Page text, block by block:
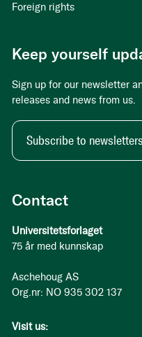
Contact
Universitetsforlaget
75 år med kunnskap
Aschehoug AS
Org.nr: NO 935 302 137
Visit us:
Foreign rights
Keep yourself
Sign up for our newsletter
releases and news from us.
Subscribe to newsletters